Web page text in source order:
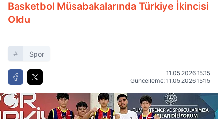
Basketbol Müsabakalarında Türkiye İkincisi
Oldu
Spor
11.05.2026 15:15
Güncelleme: 11.05.2026 15:15